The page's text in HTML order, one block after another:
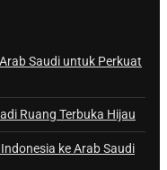
Saudi untuk Perkuat
Ruang Terbuka Hijau
ke Arab Saudi